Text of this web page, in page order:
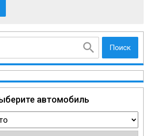
Поиск
автомобиль